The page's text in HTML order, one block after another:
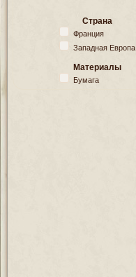
Страна
Франция
Западная Европа
Материалы
Бумага